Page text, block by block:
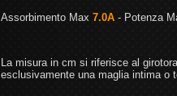
Assorbimento Max 7.0A - Potenza
La misura in cm si riferisce al
esclusivamente una maglia intima o